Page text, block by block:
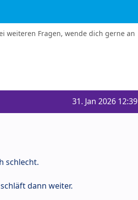
weiteren Fragen, wende dich gerne an
31. Jan 2026 12:39
schlecht.
dann weiter.